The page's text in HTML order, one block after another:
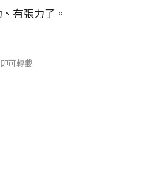
有張力了。
可轉載